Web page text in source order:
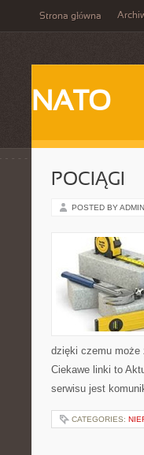
Strona główna
NATO
POCIĄGI
POSTED BY ADMIN
dzięki czemu może
Ciekawe linki to
serwisu jest
CATEGORIES: